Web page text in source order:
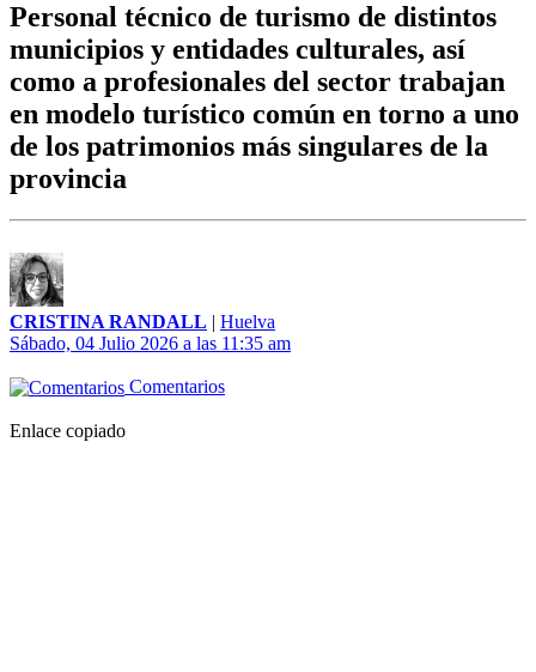
Personal técnico de turismo de distintos
municipios y entidades culturales, así
como a profesionales del sector trabajan
en modelo turístico común en torno a uno
de los patrimonios más singulares de la
provincia
CRISTINA RANDALL | Huelva
Sábado, 04 Julio 2026 a las 11:35 am
Comentarios
Enlace copiado